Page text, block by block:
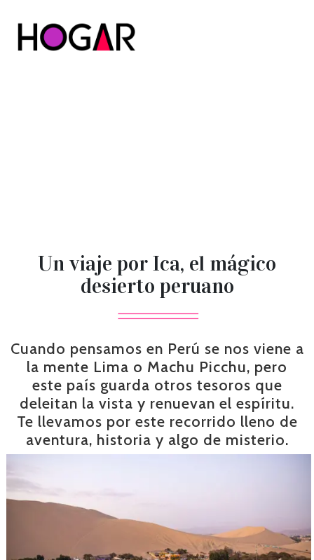
Un viaje por Ica, el mágico
desierto peruano
Cuando pensamos en Perú se nos viene a
la mente Lima o Machu Picchu, pero
este país guarda otros tesoros que
deleitan la vista y renuevan el espíritu.
Te llevamos por este recorrido lleno de
aventura, historia y algo de misterio.